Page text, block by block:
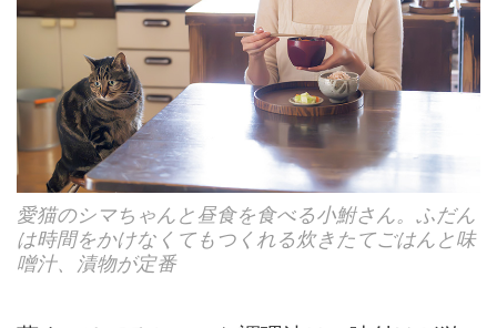
愛猫のシマちゃんと昼食を食べる小鮒さん。ふだん
は時間をかけなくてもつくれる炊きたてごはんと味
噌汁、漬物が定番